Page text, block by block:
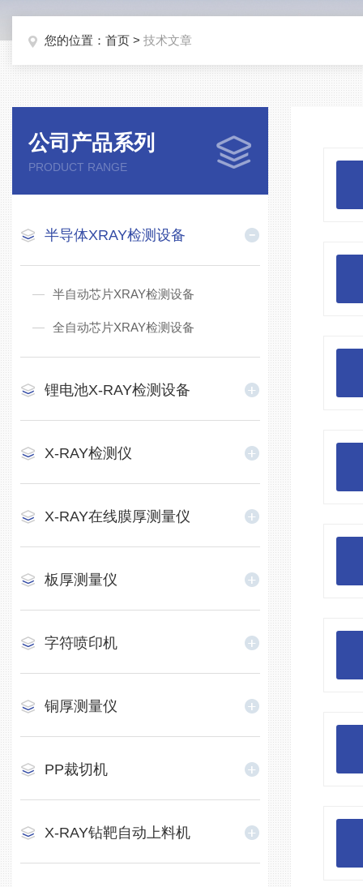
您的位置： 首页 > 技术文章
公司产品系列
PRODUCT RANGE
半导体XRAY检测设备
半自动芯片XRAY检测设备
全自动芯片XRAY检测设备
锂电池X-RAY检测设备
X-RAY检测仪
X-RAY在线膜厚测量仪
板厚测量仪
字符喷印机
铜厚测量仪
PP裁切机
X-RAY钻靶自动上料机